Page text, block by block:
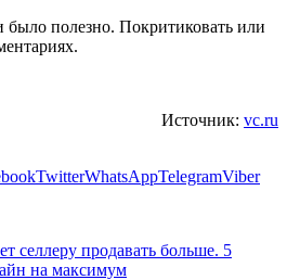
было полезно. Покритиковать или
Источник: vc.ru
TwitterWhatsAppTelegramViber
селлеру продавать больше. 5
на максимум